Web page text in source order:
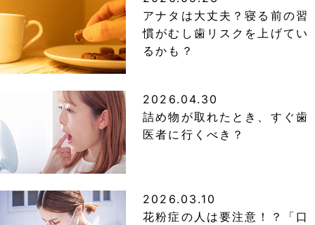
アナタは大丈夫？寝る前の習
慣がむし歯リスクを上げてい
るかも？
2026.04.30
詰め物が取れたとき、すぐ歯
医者に行くべき？
2026.03.10
花粉症の人は要注意！？「口